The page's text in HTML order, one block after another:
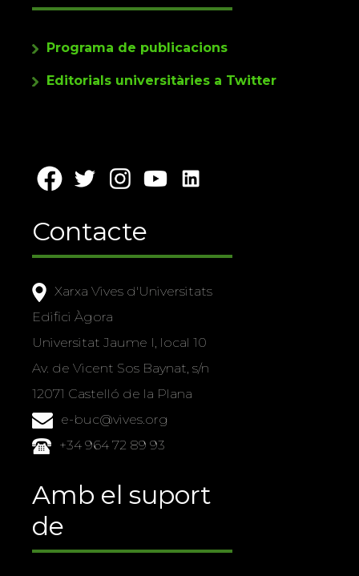
Programa de publicacions
Editorials universitàries a Twitter
Contacte
Xarxa Vives d'Universitats
Edifici Àgora
Universitat Jaume I, local 10
Av. de Vicent Sos Baynat, s/n
12071 Castelló de la Plana
e-buc@vives.org
+34 964 72 89 93
Amb el suport
de